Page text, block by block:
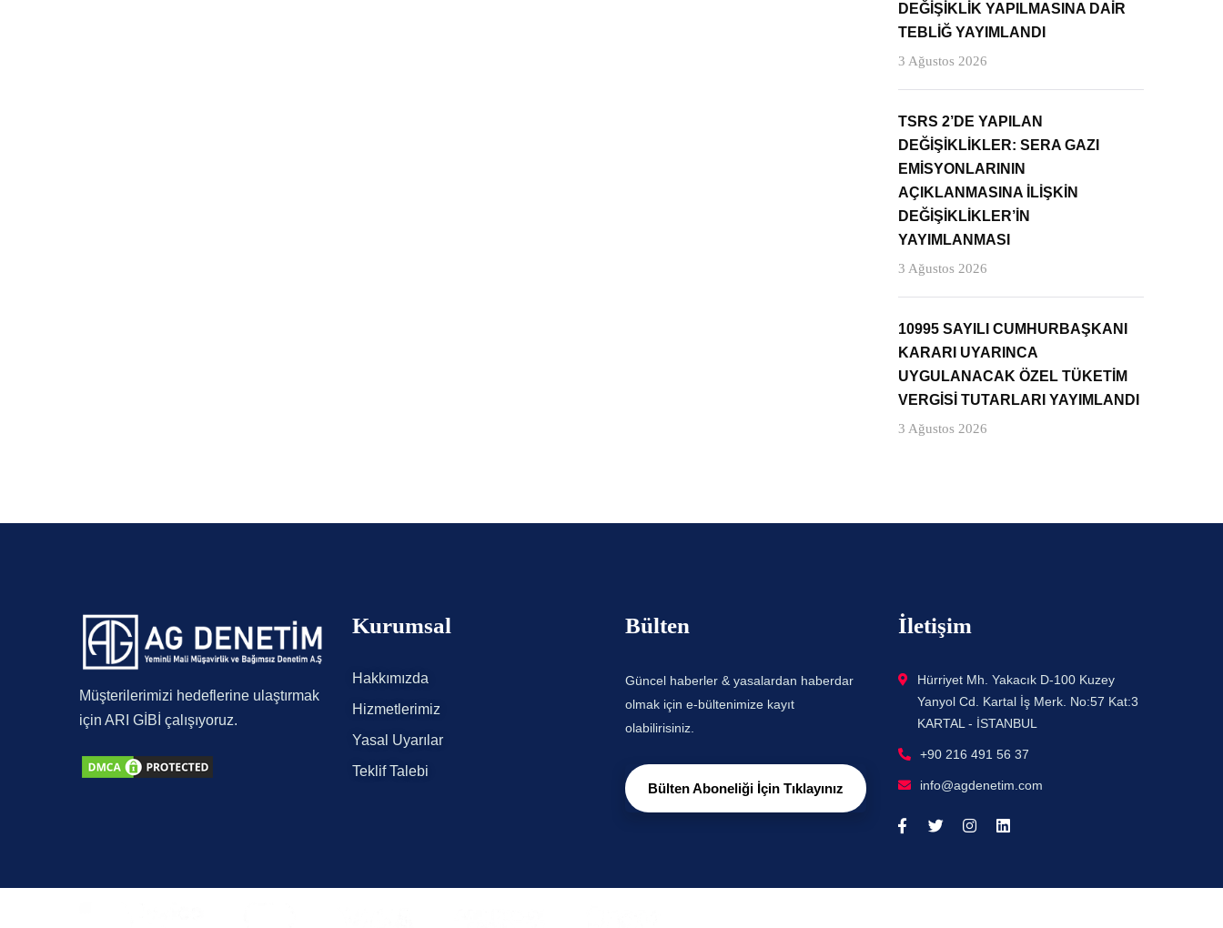
DEĞİŞİKLİK YAPILMASINA DAİR
TEBLİĞ YAYIMLANDI
3 Ağustos 2026
TSRS 2’DE YAPILAN
DEĞİŞİKLİKLER: SERA GAZI
EMİSYONLARININ
AÇIKLANMASINA İLİŞKİN
DEĞİŞİKLİKLER’İN
YAYIMLANMASI
3 Ağustos 2026
10995 SAYILI CUMHURBAŞKANI
KARARI UYARINCA
UYGULANACAK ÖZEL TÜKETİM
VERGİSİ TUTARLARI YAYIMLANDI
3 Ağustos 2026
Müşterilerimizi hedeflerine ulaştırmak
için ARI GİBİ çalışıyoruz.
Kurumsal
Hakkımızda
Hizmetlerimiz
Yasal Uyarılar
Teklif Talebi
Bülten
Güncel haberler & yasalardan haberdar
olmak için e-bültenimize kayıt
olabilirisiniz.
Bülten Aboneliği İçin Tıklayınız
İletişim
Hürriyet Mh. Yakacık D-100 Kuzey
Yanyol Cd. Kartal İş Merk. No:57 Kat:3
KARTAL - İSTANBUL
+90 216 491 56 37
info@agdenetim.com